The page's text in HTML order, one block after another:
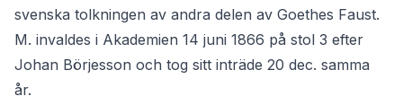
svenska tolkningen av andra delen av Goethes Faust.
M. invaldes i Akademien 14 juni 1866 på stol 3 efter
Johan Börjesson och tog sitt inträde 20 dec. samma
år.